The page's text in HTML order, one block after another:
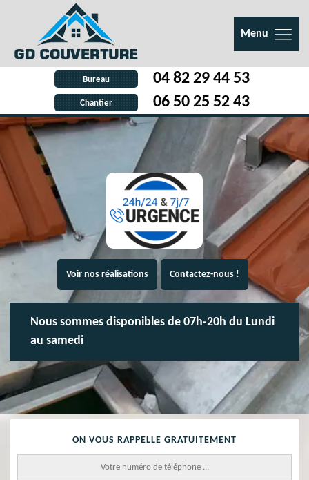
Menu
Bureau 04 82 29 44 53
Chantier 06 50 25 52 43
Voir nos réalisations Contactez-nous !
Nous sommes disponibles de 07h-20h du Lundi
au samedi
ON VOUS RAPPELLE GRATUITEMENT